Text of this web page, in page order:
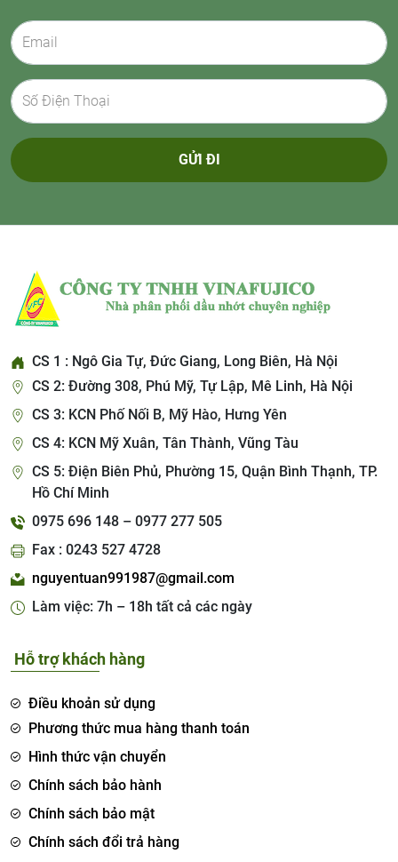
GỬI ĐI
CS 1 : Ngô Gia Tự, Đức Giang, Long Biên, Hà Nội
CS 2: Đường 308, Phú Mỹ, Tự Lập, Mê Linh, Hà Nội
CS 3: KCN Phố Nối B, Mỹ Hào, Hưng Yên
CS 4: KCN Mỹ Xuân, Tân Thành, Vũng Tàu
CS 5: Điện Biên Phủ, Phường 15, Quận Bình Thạnh, TP.
Hồ Chí Minh
0975 696 148 – 0977 277 505
Fax : 0243 527 4728
nguyentuan991987@gmail.com
Làm việc: 7h – 18h tất cả các ngày
Hỗ trợ khách hàng
Điều khoản sử dụng
Phương thức mua hàng thanh toán
Hình thức vận chuyển
Chính sách bảo hành
Chính sách bảo mật
Chính sách đổi trả hàng